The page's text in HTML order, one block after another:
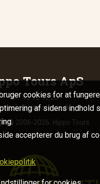
Tours ApS
Tlf.: 40 92 92 20
2006-2026. Hippo Tours
cookies for at
af sidens indhold
accepterer du brug af